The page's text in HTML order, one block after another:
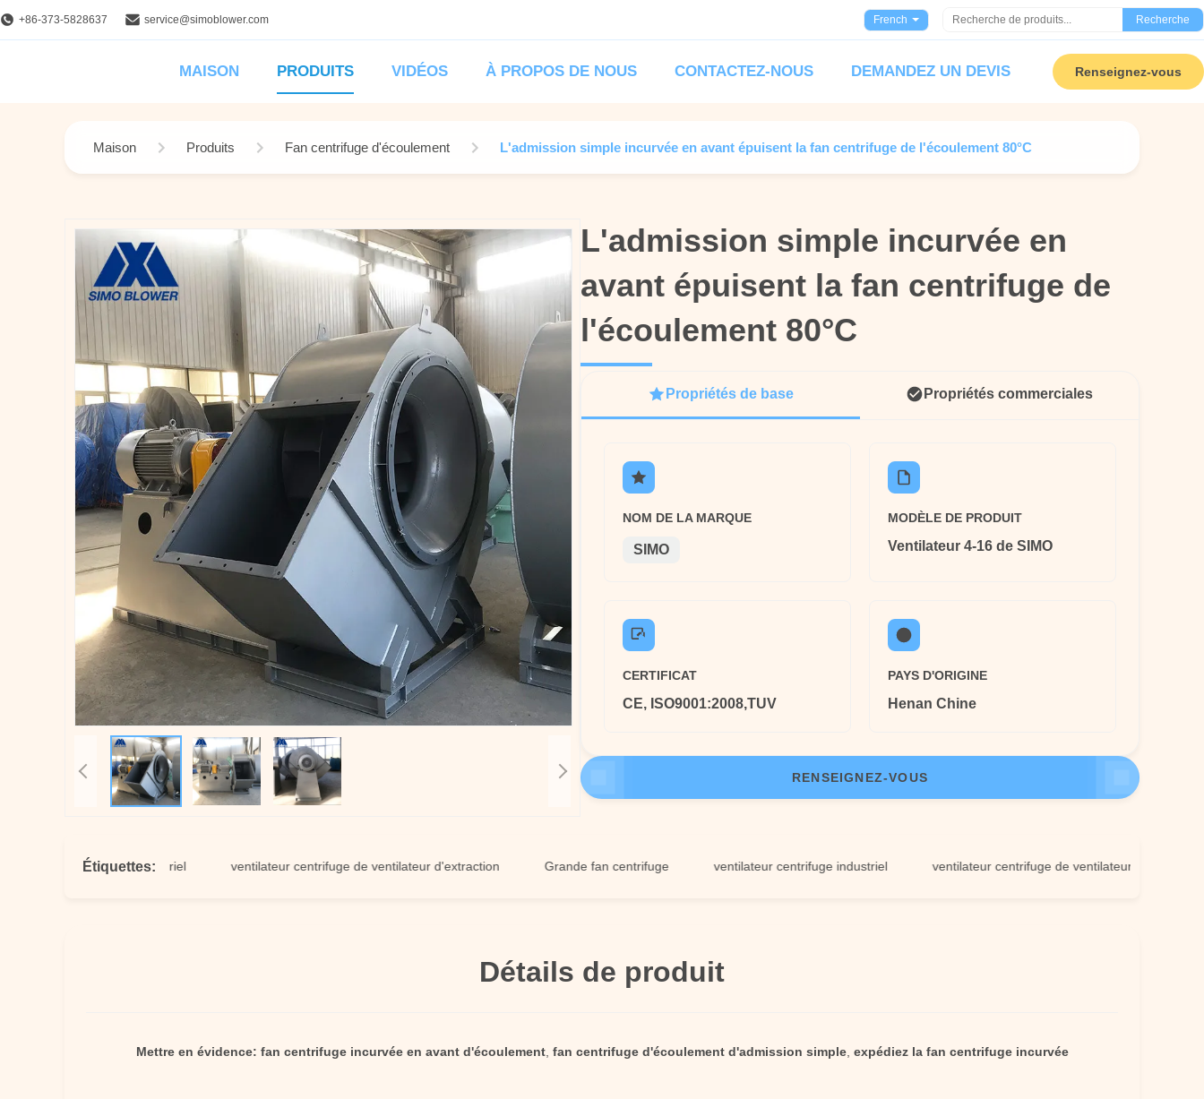
+86-373-5828637 service@simoblower.com French Recherche
MAISON PRODUITS VIDÉOS À PROPOS DE NOUS CONTACTEZ-NOUS DEMANDEZ UN DEVIS Renseignez-vous
Maison Produits Fan centrifuge d'écoulement L'admission simple incurvée en avant épuisent la fan centrifuge de l'écoulement 80°C
L'admission simple incurvée en
avant épuisent la fan centrifuge de
l'écoulement 80°C
L'admission simple incurvée en
avant épuisent la fan centrifuge de
l'écoulement 80°C
Propriétés de base Propriétés commerciales
NOM DE LA MARQUE
SIMO
MODÈLE DE PRODUIT
Ventilateur 4-16 de SIMO
CERTIFICAT
CE, ISO9001:2008,TUV
PAYS D'ORIGINE
Henan Chine
RENSEIGNEZ-VOUS
Étiquettes:
centrifuge industriel ventilateur centrifuge de ventilateur d'extraction Grande fan centrifuge ventilateur centrifuge industriel ventilateur centrifuge de ventilateur d'extraction
Détails de produit
Mettre en évidence: fan centrifuge incurvée en avant d'écoulement, fan centrifuge d'écoulement d'admission simple, expédiez la fan centrifuge incurvée